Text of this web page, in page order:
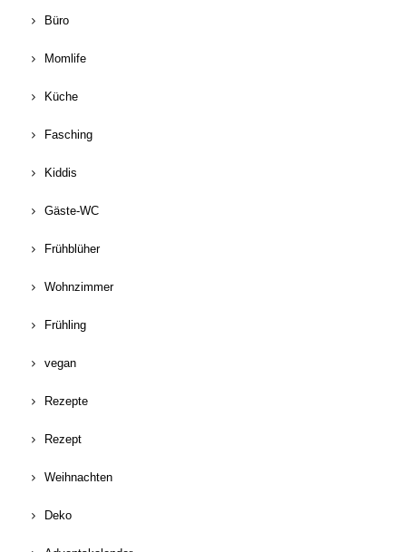
Büro
Momlife
Küche
Fasching
Kiddis
Gäste-WC
Frühblüher
Wohnzimmer
Frühling
vegan
Rezepte
Rezept
Weihnachten
Deko